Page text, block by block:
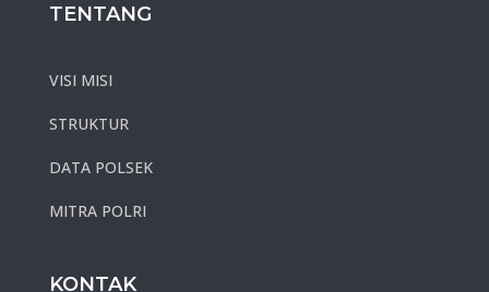
TENTANG
VISI MISI
STRUKTUR
DATA POLSEK
MITRA POLRI
KONTAK